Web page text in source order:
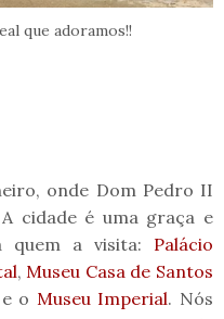
que adoramos!!
onde Dom Pedro II
cidade é uma graça e
quem a visita: Palácio
, Museu Casa de Santos
e o Museu Imperial. Nós